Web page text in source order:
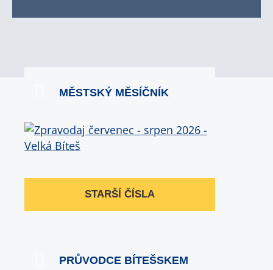
MĚSTSKÝ MĚSÍČNÍK
STARŠÍ ČÍSLA
PRŮVODCE BÍTEŠSKEM